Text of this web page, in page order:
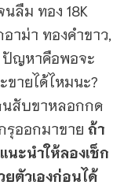
ลืม ทอง 18K
าม่า ทองคำขาว,
ปัญหาคือพอจะ
ขายได้ไหมนะ?
นสับขาหลอกกด
รุออกมาขาย ถ้า
ะนำให้ลองเช็ก
ยตัวเองก่อนได้